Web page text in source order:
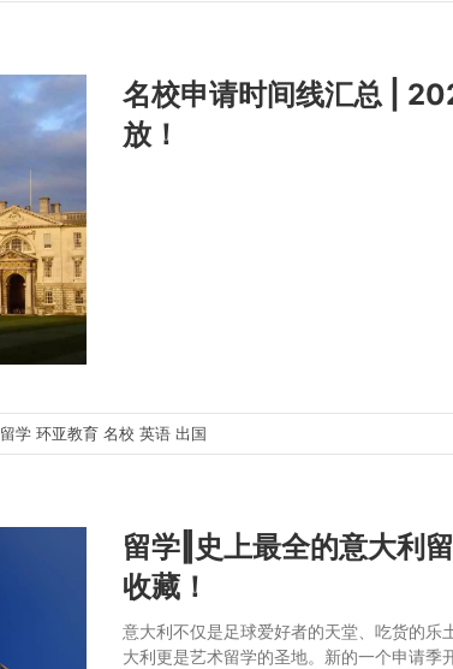
名校申请时间线汇总 |
放！
留学环亚教育名校英语出国
留学‖史上最全的意大利
收藏！
意大利不仅是足球爱好者的天堂、吃货的乐
大利更是艺术留学的圣地。新的一个申请季